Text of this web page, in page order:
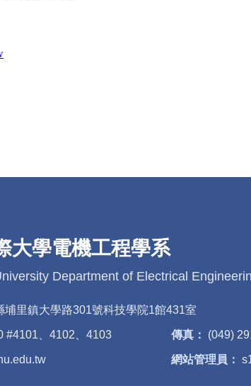
大學電機工程學系
Department of Electrical
埔里鎮大學路301號科技學院1館431室
#4101、4102、4103 傳真： (049)
網站管理員：